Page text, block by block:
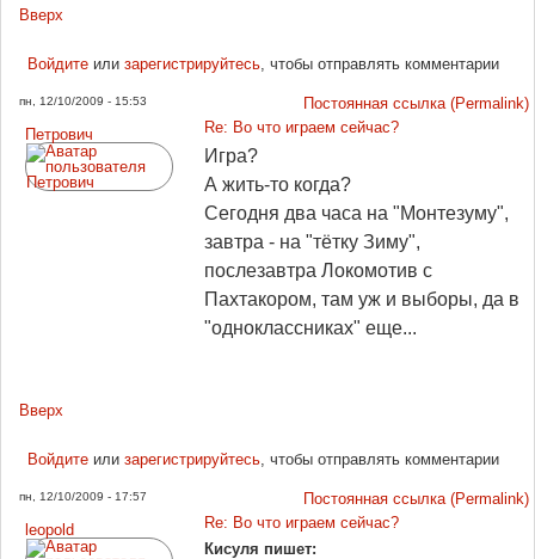
Вверх
Войдитеили зарегистрируйтесь, чтобы отправлять комментарии
пн, 12/10/2009 - 15:53
Постоянная ссылка (Permalink)
Петрович
Re: Во что играем сейчас?
Игра?
А жить-то когда?
Сегодня два часа на "Монтезуму",
завтра - на "тётку Зиму",
послезавтра Локомотив с
Пахтакором, там уж и выборы, да в
"одноклассниках" еще...
Вверх
Войдитеили зарегистрируйтесь, чтобы отправлять комментарии
пн, 12/10/2009 - 17:57
Постоянная ссылка (Permalink)
leopold
Re: Во что играем сейчас?
Кисуля пишет: